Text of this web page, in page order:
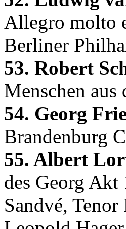
Allegro molto
Berliner
53. Robert
Menschen
54. Georg
Brandenburg
55. Albert
des Georg
Sandvé,